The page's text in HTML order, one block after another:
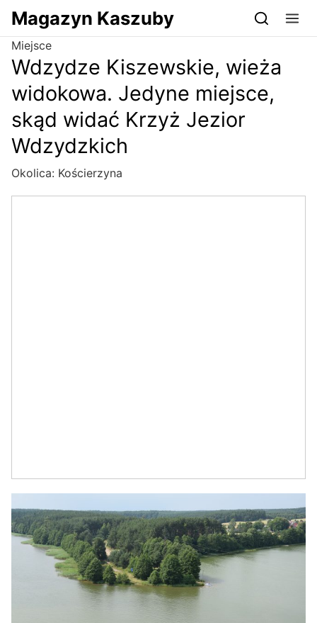
Przejdź do serwisu magazynkaszuby.pl
Magazyn Kaszuby
Miejsce
Wdzydze Kiszewskie, wieża
widokowa. Jedyne miejsce,
skąd widać Krzyż Jezior
Wdzydzkich
Okolica: Kościerzyna